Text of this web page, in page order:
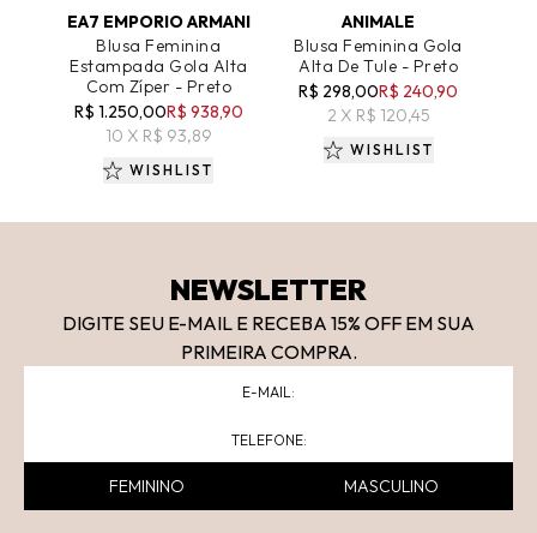
EA7 EMPORIO ARMANI
Blusa Feminina
Estampada Gola Alta
Com Zíper - Preto
R$ 1.250,00R$ 938,90
10 X R$ 93,89
WISHLIST
ANIMALE
Blusa Feminina Gola
Alta De Tule - Preto
R$ 298,00R$ 240,90
2 X R$ 120,45
WISHLIST
NEWSLETTER
DIGITE SEU E-MAIL E RECEBA 15% OFF EM SUA
PRIMEIRA COMPRA.
FEMININO MASCULINO